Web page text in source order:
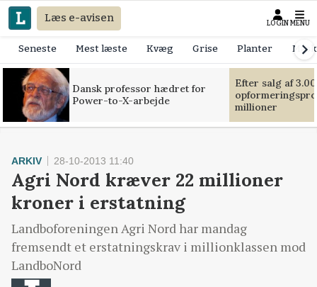
Læs e-avisen LOGIN MENU
Seneste Mest læste Kvæg Grise Planter
Dansk professor hædret for
Power-to-X-arbejde
Efter salg af
millioner
ARKIV 28-10-2013 11:40
Agri Nord kræver 22 millioner
kroner i erstatning
Landboforeningen Agri Nord har mandag
fremsendt et erstatningskrav i millionklassen mod
LandboNord